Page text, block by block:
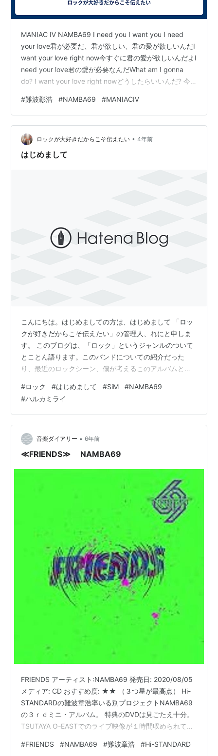
MANIAC Ⅳ NAMBA69 I need you I want you I need
your love君が必要だ、君が欲しい、君の愛が欲しいんだI
want your love right now今すぐに君の愛が欲しいんだよI
need your love君の愛が必要なんだWhat am I gonna
do? I want your love right nowどうしたらいいんだ? 今
knew it was you道を渡り歩いててもすぐに君だってわか
るんだI’ve been missing会いたかったん…
#難波彰浩 #NAMBA69 #MANIACⅣ
ロックが大好きだからこそ伝えたい • 4年前
はじめまして
こんにちは。はじめましての方は、はじめまして 「ロッ
クが好きだからこそ伝えたい」の管理人、れにと申しま
す。 このブログは、「ロック」というジャンルのついて
とことん語ります。このバンドについての紹介だった
り、最近のロックシーン、僕が考えるこのアルバムとは
とはあります。その内容はおいおい投稿していきます
ね。 っで、今回は僕の簡単な自己紹介をしようと思ま
す。 「ロックが大好きなオタクです笑」 ちゃうちゃう。
えっと、バンドで言うと「SiM」「NAMBA69」「ハルカ
ミライ」の3バンドが特に好きなオタクです。(なんかオ
タクって表現違うなぁ) そんなこと…
#ロック #はじめまして #SiM #NAMBA69
#ハルカミライ
音楽ダイアリー • 6年前
≪FRIENDS≫ NAMBA69
FRIENDS アーティスト:NAMBA69 発売日: 2020/08/05
メディア: CD おすすめ度: ★★ （３つ星が最高点） Hi-
STANDARDの難波章浩率いる別プロジェクトNAMBA69
の３ｒｄミニ・アルバム。 特典のDVDは見ごたえ十分。
TSUTAYA O-EASTでのライブ映像が１時間収められてい
い。勝手にステージに上がってきて、ダイブを繰り返す
#FRIENDS #NAMBA69 #難波章浩 #Hi-STANDARD